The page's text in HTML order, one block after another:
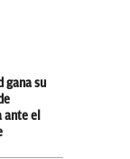
gana su
ante el